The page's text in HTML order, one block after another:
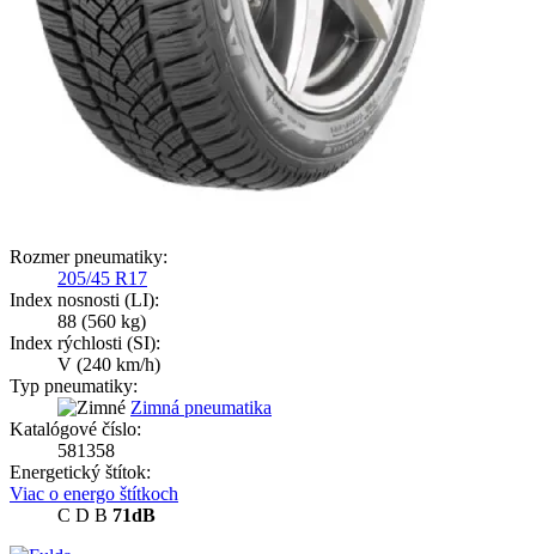
Rozmer pneumatiky:
205/45 R17
Index nosnosti (LI):
88 (560 kg)
Index rýchlosti (SI):
V (240 km/h)
Typ pneumatiky:
Zimná pneumatika
Katalógové číslo:
581358
Energetický štítok:
Viac o energo štítkoch
C D B 71dB